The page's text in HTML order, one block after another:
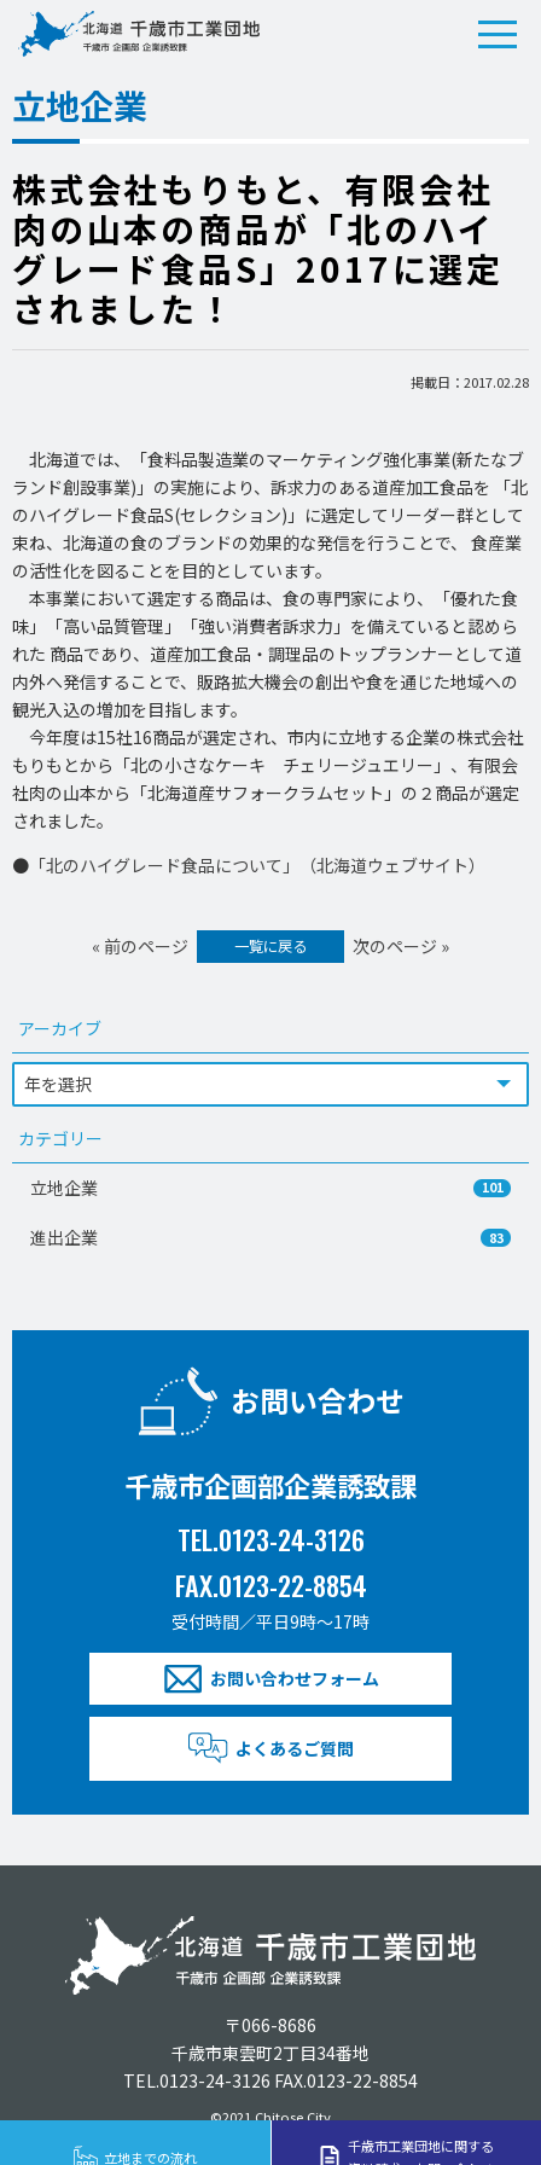
立地企業
株式会社もりもと、有限会社
肉の山本の商品が「北のハイ
グレード食品S」2017に選定
されました！
掲載日：2017.02.28
北海道では、「食料品製造業のマーケティング強化事業(新たなブ
ランド創設事業)」の実施により、訴求力のある道産加工食品を 「北
のハイグレード食品S(セレクション)」に選定してリーダー群として
束ね、北海道の食のブランドの効果的な発信を行うことで、 食産業
の活性化を図ることを目的としています。
本事業において選定する商品は、食の専門家により、「優れた食
味」「高い品質管理」「強い消費者訴求力」を備えていると認めら
れた 商品であり、道産加工食品・調理品のトップランナーとして道
内外へ発信することで、販路拡大機会の創出や食を通じた地域への
観光入込の増加を目指します。
今年度は15社16商品が選定され、市内に立地する企業の株式会社
もりもとから「北の小さなケーキ チェリージュエリー」、有限会
社肉の山本から「北海道産サフォークラムセット」の２商品が選定
されました。
● 「北のハイグレード食品について」（北海道ウェブサイト）
« 前のページ 一覧に戻る 次のページ »
アーカイブ
カテゴリー
立地企業 101
進出企業 83
お問い合わせ
千歳市企画部企業誘致課
TEL.0123-24-3126
FAX.0123-22-8854
受付時間／平日9時〜17時
お問い合わせフォーム
よくあるご質問
〒066-8686
千歳市東雲町2丁目34番地
TEL.0123-24-3126 FAX.0123-22-8854
©2021 Chitose City
立地までの流れ
千歳市工業団地に関する